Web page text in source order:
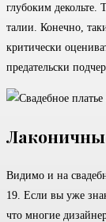
глубоким декольте.
талии. Конечно,
критически
предательски
Видимо и на
19. Если вы уже
что многие